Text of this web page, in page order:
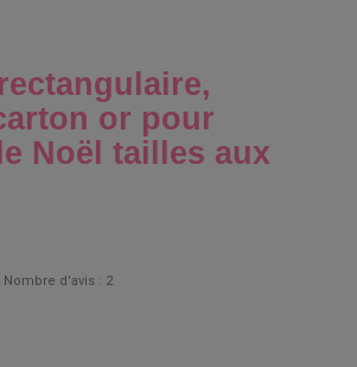
or pour
Noël tailles aux
Nombre d'avis : 2